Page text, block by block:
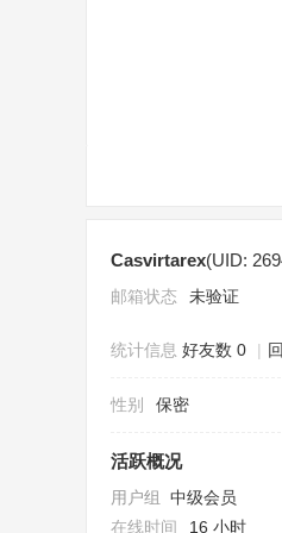
Casvirtarex(UID:
邮箱状态 未验证
统计信息 好友数 0 |
性别 保密
活跃概况
用户组 中级会员
在线时间
16 小时